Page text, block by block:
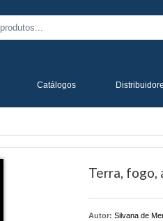
Catálogos
Terra, fogo,
Autor: Silvana de